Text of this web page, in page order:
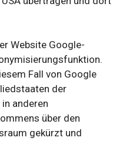
Website Google-
Fall von Google
der
anderen
über den
gekürzt und